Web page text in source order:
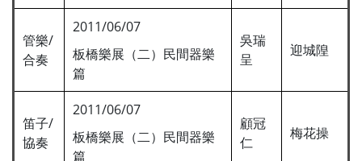
管樂/
合奏
2011/06/07
板橋樂展（二）民間器樂
篇
吳瑞
呈
迎城隍
笛子/
協奏
2011/06/07
板橋樂展（二）民間器樂
篇
顧冠
仁
梅花操